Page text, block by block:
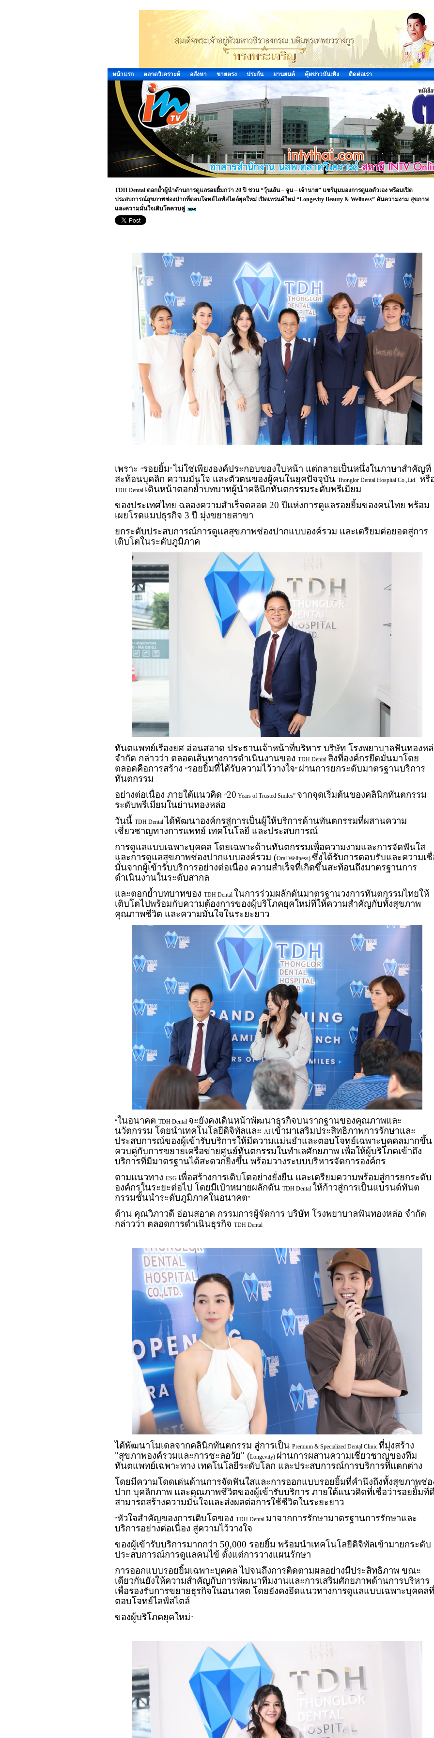
หน้าแรก ตลาดวิเคราะห์ อสังหา ขายตรง ประกัน ยานยนต์ คุ้ยข่าวบันเทิง ติดต่อเรา
TDH Dental ตอกย้ำผู้นำด้านการดูแลรอยยิ้มกว่า 20 ปี ชวน “วุ้นเส้น – จูน – เจ้านาย” แชร์มุมมองการดูแลตัวเอง พร้อมเปิด
ประสบการณ์สุขภาพช่องปากที่ตอบโจทย์ไลฟ์สไตล์ยุคใหม่ เปิดเทรนด์ใหม่ “Longevity Beauty & Wellness” ดันความงาม สุขภาพ
และความมั่นใจเติบโตควบคู่
เพราะ “รอยยิ้ม” ไม่ใช่เพียงองค์ประกอบของใบหน้า แต่กลายเป็นหนึ่งในภาษาสำคัญที่
สะท้อนบุคลิก ความมั่นใจ และตัวตนของผู้คนในยุคปัจจุบัน Thonglor Dental Hospital Co.,Ltd. หรื
TDH Dental เดินหน้าตอกย้ำบทบาทผู้นำคลินิกทันตกรรมระดับพรีเมียม
ของประเทศไทย ฉลองความสำเร็จตลอด 20 ปีแห่งการดูแลรอยยิ้มของคนไทย พร้อม
เผยโรดแมปธุรกิจ 3 ปี มุ่งขยายสาขา
ยกระดับประสบการณ์การดูแลสุขภาพช่องปากแบบองค์รวม และเตรียมต่อยอดสู่การ
เติบโตในระดับภูมิภาค
ทันตแพทย์เรืองยศ อ่อนสอาด ประธานเจ้าหน้าที่บริหาร บริษัท โรงพยาบาลฟันทองห
จำกัด กล่าวว่า ตลอดเส้นทางการดำเนินงานของ TDH Dental สิ่งที่องค์กรยึดมั่นมาโดย
ตลอดคือการสร้าง “รอยยิ้มที่ได้รับความไว้วางใจ” ผ่านการยกระดับมาตรฐานบริการ
ทันตกรรม
อย่างต่อเนื่อง ภายใต้แนวคิด “20 Years of Trusted Smiles” จากจุดเริ่มต้นของคลินิกทันตกรรม
ระดับพรีเมียมในย่านทองหล่อ
วันนี้ TDH Dental ได้พัฒนาองค์กรสู่การเป็นผู้ให้บริการด้านทันตกรรมที่ผสานความ
เชี่ยวชาญทางการแพทย์ เทคโนโลยี และประสบการณ์
การดูแลแบบเฉพาะบุคคล โดยเฉพาะด้านทันตกรรมเพื่อความงามและการจัดฟันใส
และการดูแลสุขภาพช่องปากแบบองค์รวม (Oral Wellness) ซึ่งได้รับการตอบรับและความเ
มั่นจากผู้เข้ารับบริการอย่างต่อเนื่อง ความสำเร็จที่เกิดขึ้นสะท้อนถึงมาตรฐานการ
ดำเนินงานในระดับสากล
และตอกย้ำบทบาทของ TDH Dental ในการร่วมผลักดันมาตรฐานวงการทันตกรรมไทยให้
เติบโตไปพร้อมกับความต้องการของผู้บริโภคยุคใหม่ที่ให้ความสำคัญกับทั้งสุขภาพ
คุณภาพชีวิต และความมั่นใจในระยะยาว
“ในอนาคต TDH Dental จะยังคงเดินหน้าพัฒนาธุรกิจบนรากฐานของคุณภาพและ
นวัตกรรม โดยนำเทคโนโลยีดิจิทัลและ AI เข้ามาเสริมประสิทธิภาพการรักษาและ
ประสบการณ์ของผู้เข้ารับบริการให้มีความแม่นยำและตอบโจทย์เฉพาะบุคคลมากขึ้น
ควบคู่กับการขยายเครือข่ายศูนย์ทันตกรรมในทำเลศักยภาพ เพื่อให้ผู้บริโภคเข้าถึง
บริการที่มีมาตรฐานได้สะดวกยิ่งขึ้น พร้อมวางระบบบริหารจัดการองค์กร
ตามแนวทาง ESG เพื่อสร้างการเติบโตอย่างยั่งยืน และเตรียมความพร้อมสู่การยกระดับ
องค์กรในระยะต่อไป โดยมีเป้าหมายผลักดัน TDH Dental ให้ก้าวสู่การเป็นแบรนด์ทันต
กรรมชั้นนำระดับภูมิภาคในอนาคต”
ด้าน คุณวิภาวดี อ่อนสอาด กรรมการผู้จัดการ บริษัท โรงพยาบาลฟันทองหล่อ จำกัด
กล่าวว่า ตลอดการดำเนินธุรกิจ TDH Dental
ได้พัฒนาโมเดลจากคลินิกทันตกรรม สู่การเป็น Premium & Specialized Dental Clinic ที่มุ่งสร้าง
"สุขภาพองค์รวมและการชะลอวัย" (Longevity) ผ่านการผสานความเชี่ยวชาญของทีม
ทันตแพทย์เฉพาะทาง เทคโนโลยีระดับโลก และประสบการณ์การบริการที่แตกต่าง
โดยมีความโดดเด่นด้านการจัดฟันใสและการออกแบบรอยยิ้มที่คำนึงถึงทั้งสุขภาพช่อ
ปาก บุคลิกภาพ และคุณภาพชีวิตของผู้เข้ารับบริการ ภายใต้แนวคิดที่เชื่อว่ารอยยิ้มที่
สามารถสร้างความมั่นใจและส่งผลต่อการใช้ชีวิตในระยะยาว
“หัวใจสำคัญของการเติบโตของ TDH Dental มาจากการรักษามาตรฐานการรักษาและ
บริการอย่างต่อเนื่อง สู่ความไว้วางใจ
ของผู้เข้ารับบริการมากกว่า 50,000 รอยยิ้ม พร้อมนำเทคโนโลยีดิจิทัลเข้ามายกระดับ
ประสบการณ์การดูแลคนไข้ ตั้งแต่การวางแผนรักษา
การออกแบบรอยยิ้มเฉพาะบุคคล ไปจนถึงการติดตามผลอย่างมีประสิทธิภาพ ขณะ
เดียวกันยังให้ความสำคัญกับการพัฒนาทีมงานและการเสริมศักยภาพด้านการบริหาร
เพื่อรองรับการขยายธุรกิจในอนาคต โดยยังคงยึดแนวทางการดูแลแบบเฉพาะบุคคลที่
ตอบโจทย์ไลฟ์สไตล์
ของผู้บริโภคยุคใหม่”